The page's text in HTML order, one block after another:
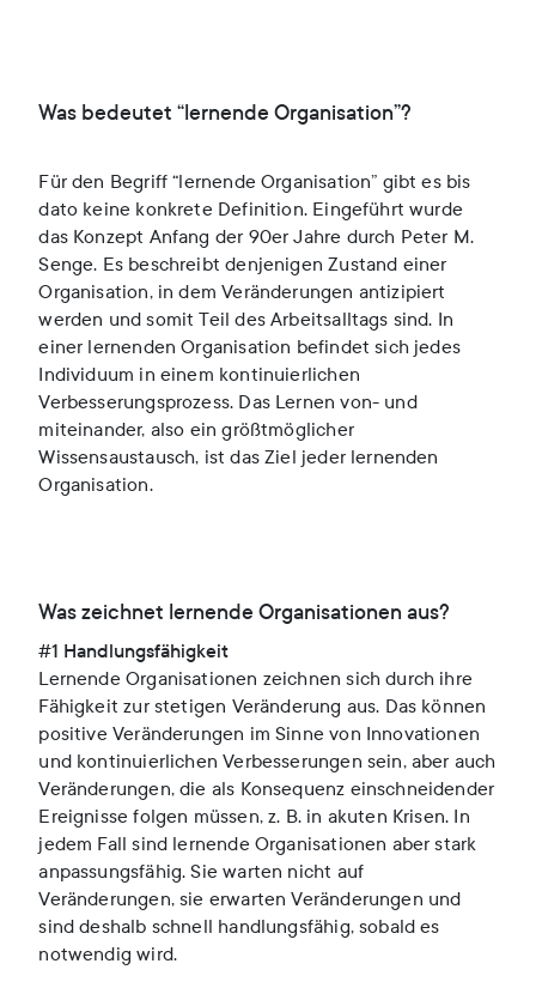
Was bedeutet “lernende Organisation”?
Für den Begriff “lernende Organisation” gibt es bis
dato keine konkrete Definition. Eingeführt wurde
das Konzept Anfang der 90er Jahre durch Peter M.
Senge. Es beschreibt denjenigen Zustand einer
Organisation, in dem Veränderungen antizipiert
werden und somit Teil des Arbeitsalltags sind. In
einer lernenden Organisation befindet sich jedes
Individuum in einem kontinuierlichen
Verbesserungsprozess. Das Lernen von- und
miteinander, also ein größtmöglicher
Wissensaustausch, ist das Ziel jeder lernenden
Organisation.
Was zeichnet lernende Organisationen aus?
#1 Handlungsfähigkeit
Lernende Organisationen zeichnen sich durch ihre
Fähigkeit zur stetigen Veränderung aus. Das können
positive Veränderungen im Sinne von Innovationen
und kontinuierlichen Verbesserungen sein, aber auch
Veränderungen, die als Konsequenz einschneidender
Ereignisse folgen müssen, z. B. in akuten Krisen. In
jedem Fall sind lernende Organisationen aber stark
anpassungsfähig. Sie warten nicht auf
Veränderungen, sie erwarten Veränderungen und
sind deshalb schnell handlungsfähig, sobald es
notwendig wird.